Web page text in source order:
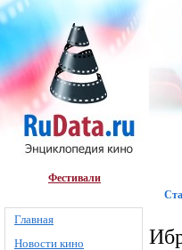
Фестивали
Главная
Новости кино